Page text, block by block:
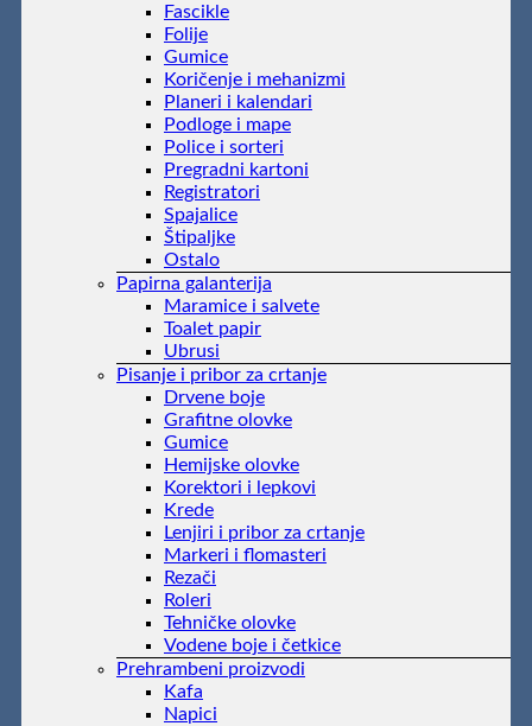
Fascikle
Folije
Gumice
Koričenje i mehanizmi
Planeri i kalendari
Podloge i mape
Police i sorteri
Pregradni kartoni
Registratori
Spajalice
Štipaljke
Ostalo
Papirna galanterija
Maramice i salvete
Toalet papir
Ubrusi
Pisanje i pribor za crtanje
Drvene boje
Grafitne olovke
Gumice
Hemijske olovke
Korektori i lepkovi
Krede
Lenjiri i pribor za crtanje
Markeri i flomasteri
Rezači
Roleri
Tehničke olovke
Vodene boje i četkice
Prehrambeni proizvodi
Kafa
Napici